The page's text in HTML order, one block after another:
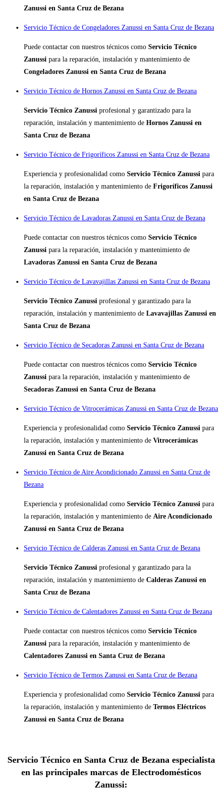
Zanussi en Santa Cruz de Bezana
Servicio Técnico de Congeladores Zanussi en Santa Cruz de Bezana
Puede contactar con nuestros técnicos como Servicio Técnico
Zanussi para la reparación, instalación y mantenimiento de
Congeladores Zanussi en Santa Cruz de Bezana
Servicio Técnico de Hornos Zanussi en Santa Cruz de Bezana
Servicio Técnico Zanussi profesional y garantizado para la
reparación, instalación y mantenimiento de Hornos Zanussi en
Santa Cruz de Bezana
Servicio Técnico de Frigoríficos Zanussi en Santa Cruz de Bezana
Experiencia y profesionalidad como Servicio Técnico Zanussi para
la reparación, instalación y mantenimiento de Frigoríficos Zanussi
en Santa Cruz de Bezana
Servicio Técnico de Lavadoras Zanussi en Santa Cruz de Bezana
Puede contactar con nuestros técnicos como Servicio Técnico
Zanussi para la reparación, instalación y mantenimiento de
Lavadoras Zanussi en Santa Cruz de Bezana
Servicio Técnico de Lavavajillas Zanussi en Santa Cruz de Bezana
Servicio Técnico Zanussi profesional y garantizado para la
reparación, instalación y mantenimiento de Lavavajillas Zanussi en
Santa Cruz de Bezana
Servicio Técnico de Secadoras Zanussi en Santa Cruz de Bezana
Puede contactar con nuestros técnicos como Servicio Técnico
Zanussi para la reparación, instalación y mantenimiento de
Secadoras Zanussi en Santa Cruz de Bezana
Servicio Técnico de Vitrocerámicas Zanussi en Santa Cruz de Bezana
Experiencia y profesionalidad como Servicio Técnico Zanussi para
la reparación, instalación y mantenimiento de Vitrocerámicas
Zanussi en Santa Cruz de Bezana
Servicio Técnico de Aire Acondicionado Zanussi en Santa Cruz de
Bezana
Experiencia y profesionalidad como Servicio Técnico Zanussi para
la reparación, instalación y mantenimiento de Aire Acondicionado
Zanussi en Santa Cruz de Bezana
Servicio Técnico de Calderas Zanussi en Santa Cruz de Bezana
Servicio Técnico Zanussi profesional y garantizado para la
reparación, instalación y mantenimiento de Calderas Zanussi en
Santa Cruz de Bezana
Servicio Técnico de Calentadores Zanussi en Santa Cruz de Bezana
Puede contactar con nuestros técnicos como Servicio Técnico
Zanussi para la reparación, instalación y mantenimiento de
Calentadores Zanussi en Santa Cruz de Bezana
Servicio Técnico de Termos Zanussi en Santa Cruz de Bezana
Experiencia y profesionalidad como Servicio Técnico Zanussi para
la reparación, instalación y mantenimiento de Termos Eléctricos
Zanussi en Santa Cruz de Bezana
Servicio Técnico en Santa Cruz de Bezana especialista
en las principales marcas de Electrodomésticos
Zanussi: